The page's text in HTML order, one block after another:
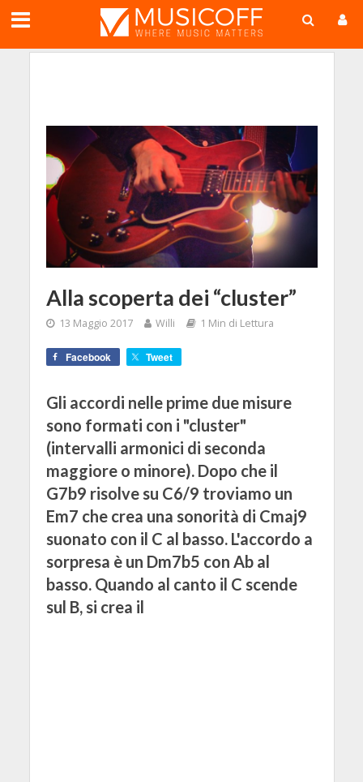
Alla scoperta dei “cluster”
13 Maggio 2017 Willi 1 Min di Lettura
Facebook Tweet
Gli accordi nelle prime due misure
sono formati con i "cluster"
(intervalli armonici di seconda
maggiore o minore). Dopo che il
G7b9 risolve su C6/9 troviamo un
Em7 che crea una sonorità di Cmaj9
suonato con il C al basso. L'accordo a
sorpresa è un Dm7b5 con Ab al
basso. Quando al canto il C scende
sul B, si crea il